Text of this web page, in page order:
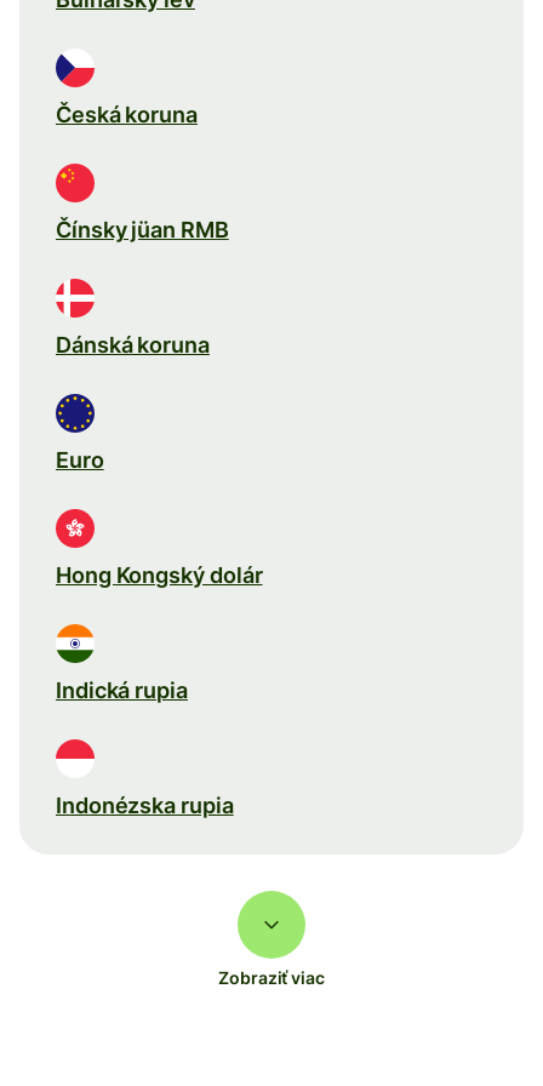
Česká koruna
Čínsky jüan RMB
Dánská koruna
Euro
Hong Kongský dolár
Indická rupia
Indonézska rupia
Zobraziť viac